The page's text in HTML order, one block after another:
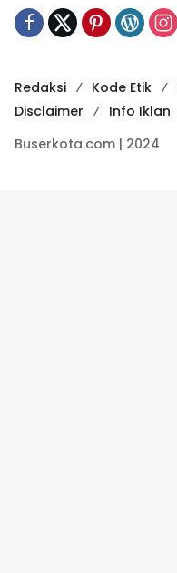
Redaksi Kode Etik
Disclaimer
Info Iklan
Buserkota.com | 2024